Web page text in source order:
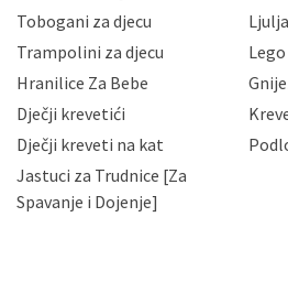
Vaših osobnih podataka te
priopćavanje osobnih podataka
zaposlenicima kojima su isti
slučajevima koji su dozvoljeni
da možete u svako doba, u
zatražiti prestanak aktivnosti
podataka. Opoziv privole
gore navedenu adresu ili e-
Tobogani za djecu
Trampolini za djecu
Hranilice Za Bebe
Dječji krevetići
Dječji kreveti na kat
Jastuci za Trudnice [Za
Spavanje i Dojenje]